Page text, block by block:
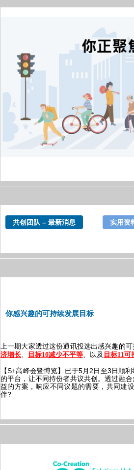
共创团队 – 最新消息 实用资
你感兴趣的可持续发展目标
上一期大家透过这份通讯投选出感兴趣的可
济增长
目标10减少不平等 、以及 目标11可
【S+高峰会暨博览】已于5月2日至3日顺
的平台，让不同持份者共议共创。透过融
益的方案，响应不同议题的需要，共同建
伴?